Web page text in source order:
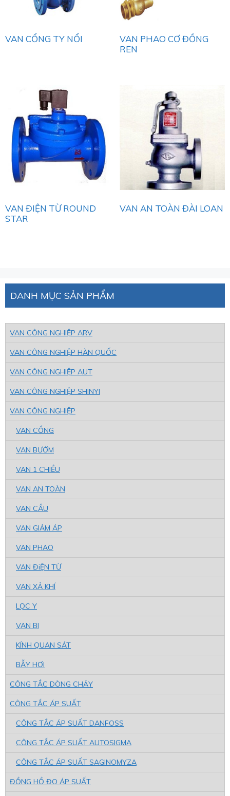
VAN CỔNG TY NỔI
VAN PHAO CƠ ĐỒNG
REN
VAN ĐIỆN TỪ ROUND
STAR
VAN AN TOÀN ĐÀI LOAN
DANH MỤC SẢN PHẨM
VAN CÔNG NGHIỆP ARV
VAN CÔNG NGHIỆP HÀN QUỐC
VAN CÔNG NGHIỆP AUT
VAN CÔNG NGHIỆP SHINYI
VAN CÔNG NGHIỆP
VAN CỔNG
VAN BƯỚM
VAN 1 CHIỀU
VAN AN TOÀN
VAN CẦU
VAN GIẢM ÁP
VAN PHAO
VAN ĐiỆN TỪ
VAN XẢ KHÍ
LỌC Y
VAN BI
KÍNH QUAN SÁT
BẪY HƠI
CÔNG TẮC DÒNG CHẢY
CÔNG TẮC ÁP SUẤT
CÔNG TẮC ÁP SUẤT DANFOSS
CÔNG TẮC ÁP SUẤT AUTOSIGMA
CÔNG TẮC ÁP SUẤT SAGINOMYZA
ĐỒNG HỒ ĐO ÁP SUẤT